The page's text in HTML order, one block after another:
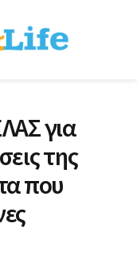
για
της
που